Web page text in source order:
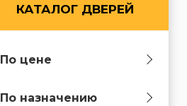
КАТАЛОГ ДВЕРЕЙ
По цене
По назначению